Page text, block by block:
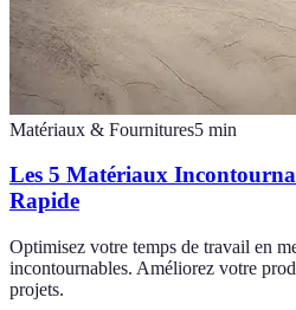
Matériaux & Fournitures5 min
Les 5 Matériaux
Rapide
Optimisez votre temps de travail en
incontournables. Améliorez votre
projets.